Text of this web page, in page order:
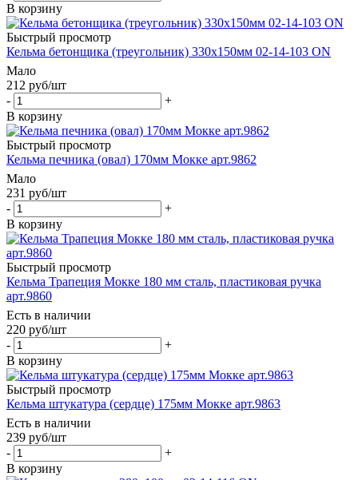
В корзину
Быстрый просмотр
Кельма бетонщика (треугольник) 330х150мм 02-14-103 ON
Мало
212 руб/шт
-
+
В корзину
Быстрый просмотр
Кельма печника (овал) 170мм Мокке арт.9862
Мало
231 руб/шт
-
+
В корзину
Быстрый просмотр
Кельма Трапеция Moккe 180 мм сталь, пластиковая ручка
арт.9860
Есть в наличии
220 руб/шт
-
+
В корзину
Быстрый просмотр
Кельма штукатура (сердце) 175мм Мокке арт.9863
Есть в наличии
239 руб/шт
-
+
В корзину